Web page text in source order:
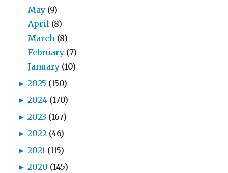
May (9)
April (8)
March (8)
February (7)
January (10)
► 2025 (150)
► 2024 (170)
► 2023 (167)
► 2022 (46)
► 2021 (115)
► 2020 (145)